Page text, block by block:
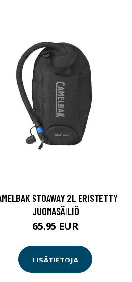
STOAWAY 2L ERISTETTY
JUOMASÄILIÖ
65.95 EUR
LISÄTIETOJA